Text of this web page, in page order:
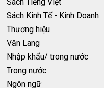
Sách Tiếng Việt
Sách Kinh Tế - Kinh Doanh
Thương hiệu
Văn Lang
Nhập khẩu/ trong nước
Trong nước
Ngôn ngữ